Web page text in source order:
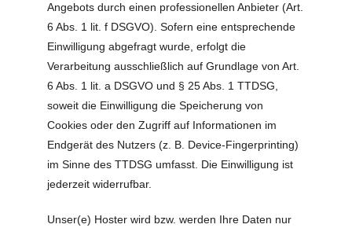
Angebots durch einen professionellen Anbieter (Art.
6 Abs. 1 lit. f DSGVO). Sofern eine entsprechende
Einwilligung abgefragt wurde, erfolgt die
Verarbeitung ausschließlich auf Grundlage von Art.
6 Abs. 1 lit. a DSGVO und § 25 Abs. 1 TTDSG,
soweit die Einwilligung die Speicherung von
Cookies oder den Zugriff auf Informationen im
Endgerät des Nutzers (z. B. Device-Fingerprinting)
im Sinne des TTDSG umfasst. Die Einwilligung ist
jederzeit widerrufbar.
Unser(e) Hoster wird bzw. werden Ihre Daten nur